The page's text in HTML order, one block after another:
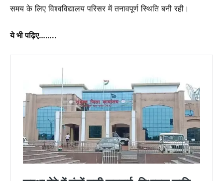
समय के लिए विश्वविद्यालय परिसर में तनावपूर्ण स्थिति बनी रही।
ये भी पढ़िए……..